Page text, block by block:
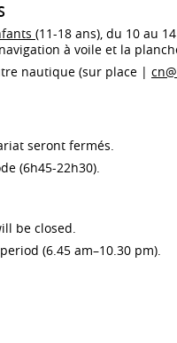
14 août 2026
(11-18 ans), du 10 au
à voile et la
nautique (sur place |
seront fermés.
(6h45-22h30).
be closed.
(6.45 am–10.30 pm).